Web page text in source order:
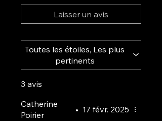
trempage
de la santé et de la beauté des
ongles
Laisser un avis
Toutes les étoiles, Les plus
pertinents
3 avis
Catherine
Poirier
• 17 févr. 2025